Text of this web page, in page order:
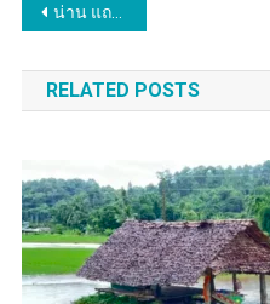
แนะแนว
เรื่อง
น่าน แถลงข่าวประชาสัมพันธ์งานสงกรานต์และงานสรงน้ำพระเจ้าทองทิพย์
RELATED POSTS